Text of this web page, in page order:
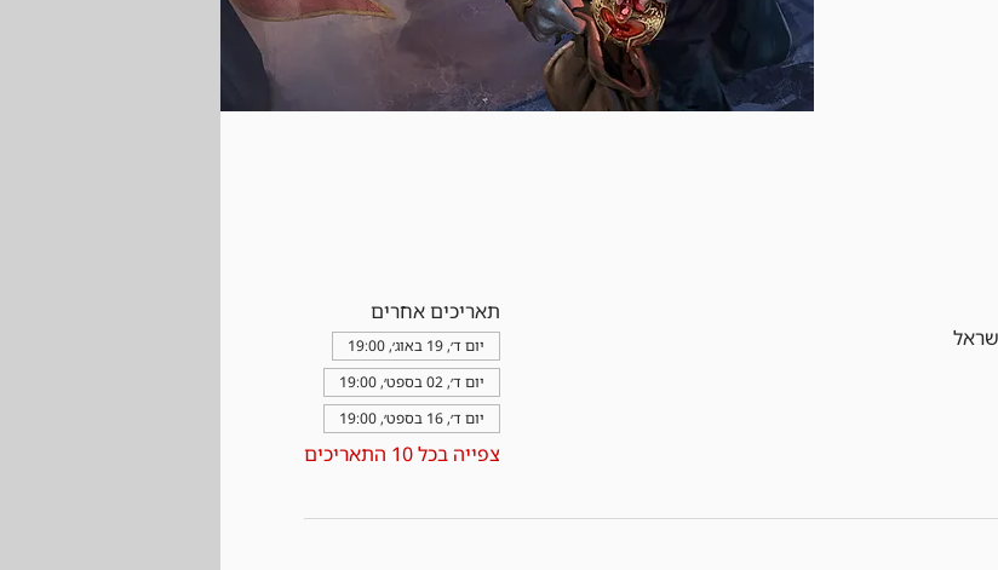
תאריכים אחרים
יום ד׳, 19 באוג׳, 19:00
יום ד׳, 02 בספט׳, 19:00
יום ד׳, 16 בספט׳, 19:00
צפייה בכל 10 התאריכים